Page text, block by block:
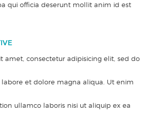
qui officia deserunt mollit anim id est
amet, consectetur adipisicing elit, sed do
et dolore magna aliqua. Ut enim
ullamco laboris nisi ut aliquip ex ea